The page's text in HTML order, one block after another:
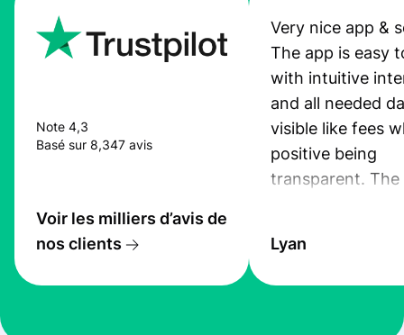
Note 4,3
Basé sur 8,347 avis
Voir les milliers d’avis de
nos clients
Very nice app &
The app is easy
with intuitive
and all needed
visible like fees
positive being
transparent. The
the exchange
at Profee is very
Lyan